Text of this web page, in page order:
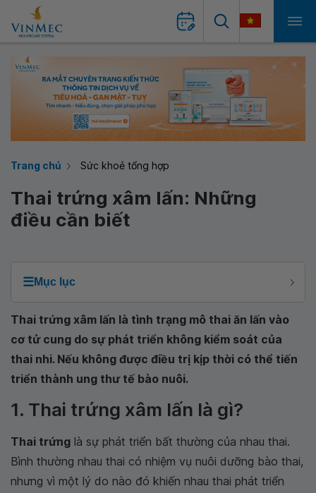
Trang chủ Sức khoẻ tổng hợp
Thai trứng xâm lấn: Những
điều cần biết
☰Mục lục
Thai trứng xâm lấn là tình trạng mô thai ăn lấn vào
cơ tử cung do sự phát triển không kiểm soát của
thai nhi. Nếu không được điều trị kịp thời có thể tiến
triển thành ung thư tế bào nuôi.
1. Thai trứng xâm lấn là gì?
Thai trứng là sự phát triển bất thường của nhau thai.
Bình thường nhau thai có nhiệm vụ nuôi dưỡng bào thai,
nhưng vì một lý do nào đó khiến nhau thai phát triển